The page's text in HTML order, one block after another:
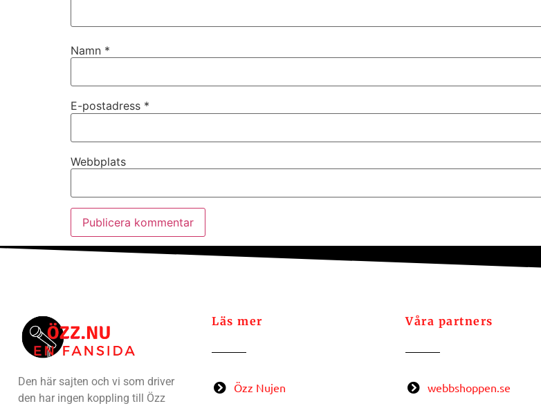
Namn *
E-postadress *
Webbplats
Den här sajten och vi som driver
den har ingen koppling till Özz
Läs mer
Özz Nujen
Våra partners
webbshoppen.se